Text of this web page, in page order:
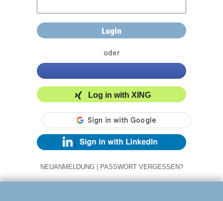
oder
Log in with XING
NEUANMELDUNG | PASSWORT VERGESSEN?